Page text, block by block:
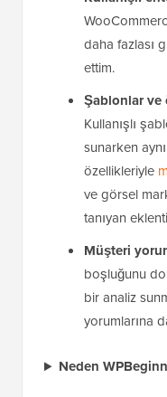
daha fazlası
ettim.
Şablonlar ve
Kullanışlı
sunarken
özellikleriyle
ve görsel
tanıyan
Müşteri
boşluğunu
bir analiz
yorumlarına
Neden